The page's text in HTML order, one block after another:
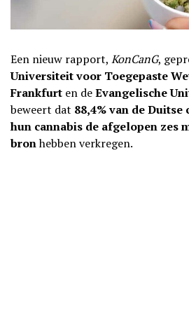
Een nieuw rapport, KonCanG,
Universiteit voor Toegepaste
Frankfurt en deEvangelische
beweert dat 88,4% van de
hun cannabis de afgelopen zes
bronhebben verkregen.